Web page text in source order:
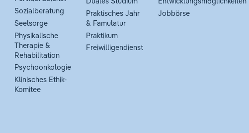
Sozialberatung
Seelsorge
Physikalische
Therapie &
Rehabilitation
Psychoonkologie
Klinisches Ethik-
Komitee
Praktisches Jahr
& Famulatur
Praktikum
Freiwilligendienst
Jobbörse